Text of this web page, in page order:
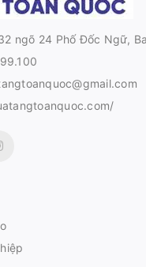
ngõ 24 Phố Đốc Ngữ,